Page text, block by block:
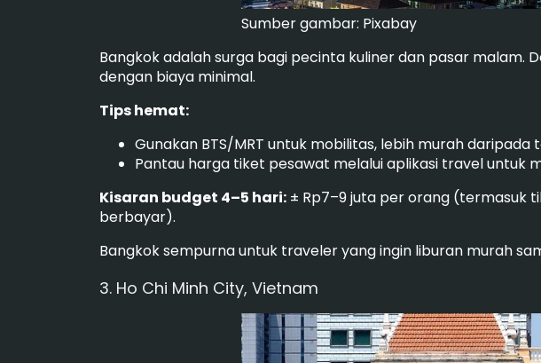
Sumber gambar: Pixabay
Bangkok adalah surga bagi pecinta kuliner dan pasar malam.
dengan biaya minimal.
Tips hemat:
Gunakan BTS/MRT untuk mobilitas, lebih murah daripada
Pantau harga tiket pesawat melalui aplikasi travel untuk
Kisaran budget 4–5 hari: ± Rp7–9 juta per orang (termasuk
berbayar).
Bangkok sempurna untuk traveler yang ingin liburan murah
3. Ho Chi Minh City, Vietnam